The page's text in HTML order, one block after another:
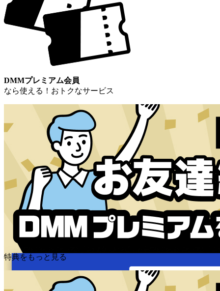
DMMプレミアム会員
なら使える！おトクなサービス
特典をもっと見る